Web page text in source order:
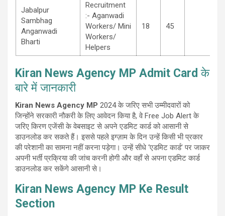
Jabalpur
Sambhag
Anganwadi
Bharti
Recruitment
:- Aganwadi
Workers/ Mini
Workers/
Helpers
18 45
Kiran News Agency MP Admit Card के
बारे में जानकारी
Kiran News Agency MP 2024 के जरिए सभी उम्मीदवारों को
जिन्होंने सरकारी नौकरी के लिए आवेदन किया है, वे Free Job Alert के
जरिए किरण एजेंसी के वेबसाइट से अपने एडमिट कार्ड को आसानी से
डाउनलोड कर सकते हैं। इससे पहले इग्ज़ाम के दिन उन्हें किसी भी प्रकार
की परेशानी का सामना नहीं करना पड़ेगा। उन्हें सीधे ‘एडमिट कार्ड’ पर जाकर
अपनी भर्ती प्रक्रिया की जांच करनी होगी और वहाँ से अपना एडमिट कार्ड
डाउनलोड कर सकेंगे आसानी से।
Kiran News Agency MP Ke Result
Section